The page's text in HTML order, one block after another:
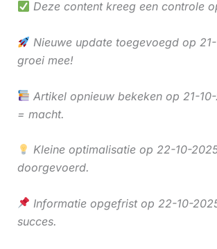
Deze content kreeg een controle
Nieuwe update toegevoegd op
groei mee!
Artikel opnieuw bekeken op 21-
= macht.
Kleine optimalisatie op 22-10-
doorgevoerd.
Informatie opgefrist op 22-10-
succes.